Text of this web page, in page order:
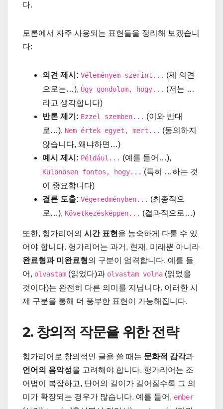
다.
토론에서 자주 사용되는 표현들을 정리해 보겠습니
다:
의견 제시: Véleményem szerint... (제 의견
으로는…), Úgy gondolom, hogy... (저는 …
라고 생각합니다)
반론 제기: Ezzel szemben... (이와 반대
로…), Nem értek egyet, mert... (동의하지
않습니다, 왜냐하면…)
예시 제시: Például... (예를 들어…),
Különösen fontos, hogy... (특히 …하는 것
이 중요합니다)
결론 도출: Végeredményben... (최종적으
로…), Következésképpen... (결과적으로…)
또한, 헝가리어의 시간 표현 을 능숙하게 다룰 수 있
어야 합니다. 헝가리어는 과거, 현재, 미래뿐 아니라
완료형과 미완료형의 구분이 엄격합니다. 예를 들
어, olvastam (읽었다)과 olvastam volna (읽었을
것이다)는 완전히 다른 의미를 지닙니다. 이러한 시
제 구분을 통해 더 풍부한 표현이 가능해집니다.
2. 창의적 작문을 위한 전략
헝가리어로 창의적인 글을 쓸 때는 문화적 감각과
언어의 음악성을 고려해야 합니다. 헝가리어는 조
어법이 복잡하고, 단어의 길이가 길어질수록 그 의
미가 확장되는 경우가 많습니다. 예를 들어, ember